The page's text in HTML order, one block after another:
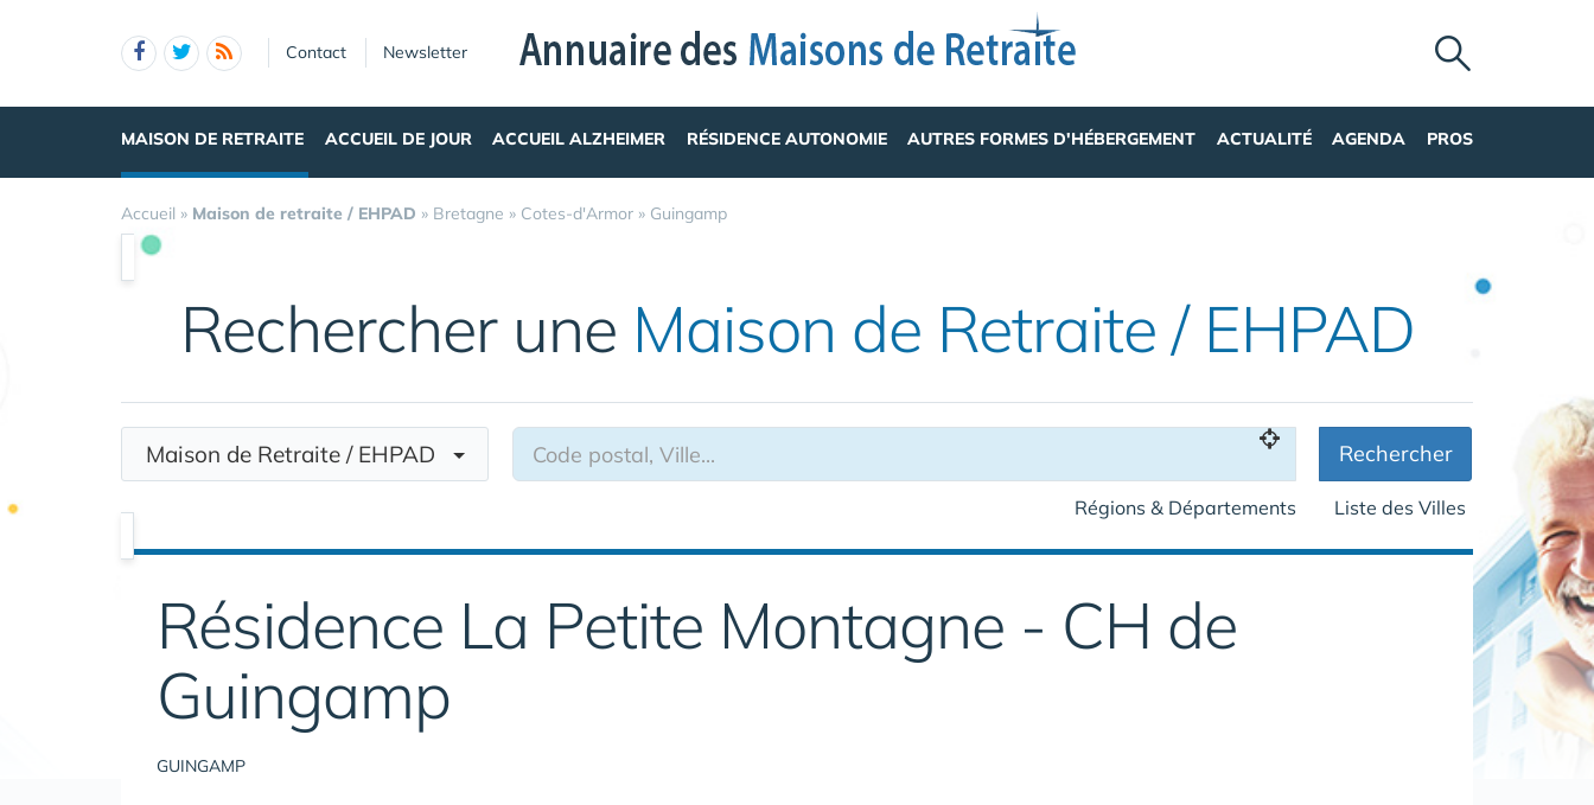
Contact Newsletter
MAISON DE RETRAITE ACCUEIL DE JOUR ACCUEIL ALZHEIMER RÉSIDENCE AUTONOMIE AUTRES FORMES D'HÉBERGEMENT ACTUALITÉ AGENDA PROS
Accueil » Maison de retraite / EHPAD » Bretagne » Cotes-d'Armor » Guingamp
Rechercher une Maison de Retraite / EHPAD
Maison de Retraite / EHPAD Rechercher
Régions & Départements Liste des Villes
Résidence La Petite Montagne - CH de
Guingamp
GUINGAMP